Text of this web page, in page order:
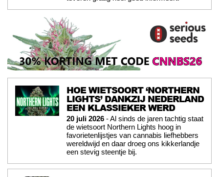
HOE WIETSOORT ‘NORTHERN
LIGHTS’ DANKZIJ NEDERLAND
EEN KLASSIEKER WERD
20 juli 2026 - Al sinds de jaren tachtig staat
de wietsoort Northern Lights hoog in
favorietenlijstjes van cannabis liefhebbers
wereldwijd en daar droeg ons kikkerlandje
een stevig steentje bij.